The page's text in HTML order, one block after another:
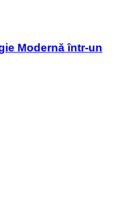
Modernă într-un